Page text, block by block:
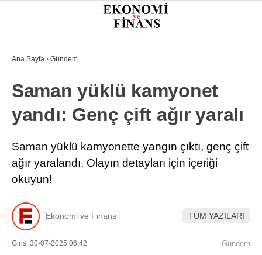
26.1°
GÜNDEM
EKONOMI
FINANS
BORSA
SEKTÖRLER
Ana Sayfa › Gündem
Saman yüklü kamyonet
yandı: Genç çift ağır yaralı
Saman yüklü kamyonette yangın çıktı, genç çift
ağır yaralandı. Olayın detayları için içeriği
okuyun!
Ekonomi ve Finans TÜM YAZILARI
Giriş: 30-07-2025 06:42 Gündem